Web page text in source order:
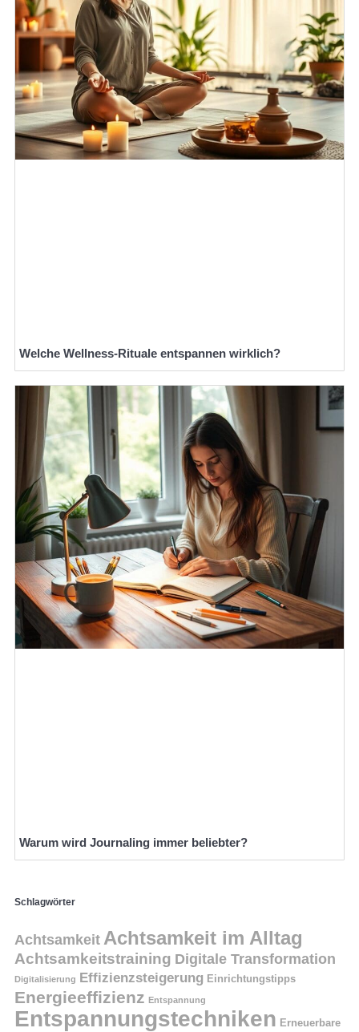
Welche Wellness-Rituale entspannen wirklich?
Warum wird Journaling immer beliebter?
Schlagwörter
Achtsamkeit Achtsamkeit im Alltag
Achtsamkeitstraining Digitale Transformation
Digitalisierung Effizienzsteigerung Einrichtungstipps
Energieeffizienz Entspannung
Entspannungstechniken Erneuerbare